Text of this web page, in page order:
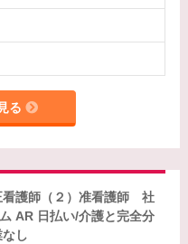
る
看護師（２）准看護師 社
AR 日払い/介護と完全分
し